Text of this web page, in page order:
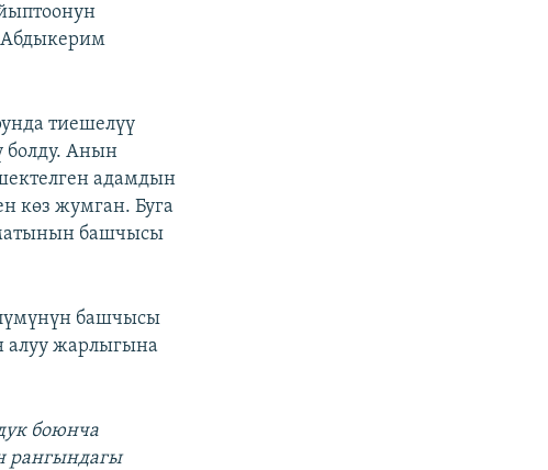
Абдыкерим
тиешелүү
болду. Анын
адамдын
көз жумган. Буга
башчысы
башчысы
жарлыгына
боюнча
рангындагы